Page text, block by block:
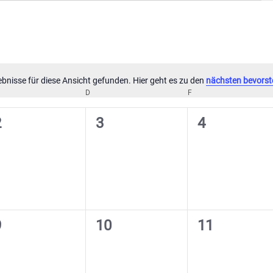
Hinweis
für diese Ansicht gefunden. Hier geht es zu den nächsten
D F
0
3
0
4
0
10
0
11